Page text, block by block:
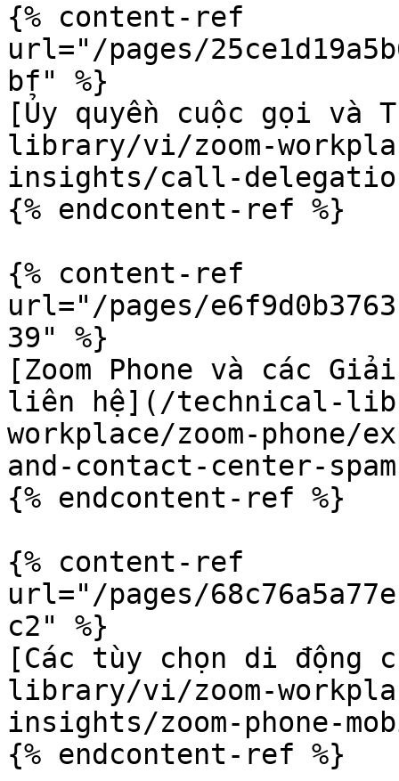
{% content-ref
url="/pages/
bf" %}
[Ủy quyền cuộc gọi và
library/vi/zoom-
insights/call-
{% endcontent-ref %}
{% content-ref
url="/pages/
39" %}
[Zoom Phone và các
liên hệ](/technical-
workplace/zoom-phone/
and-contact-center-
{% endcontent-ref %}
{% content-ref
url="/pages/
c2" %}
[Các tùy chọn di động
library/vi/zoom-
insights/zoom-phone-
{% endcontent-ref %}